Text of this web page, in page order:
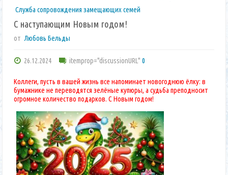
Служба сопровождения замещающих семей
С наступающим Новым годом!
от Любовь Бельды
26.12.2024 itemprop="discussionURL" 0
Коллеги, пусть в вашей жизнь все напоминает новогоднюю ёлку: в
бумажнике не переводятся зелёные купюры, а судьба преподносит
огромное количество подарков. С Новым годом!